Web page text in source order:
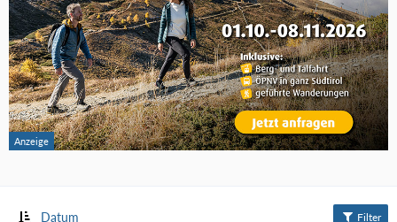
Datum Filter